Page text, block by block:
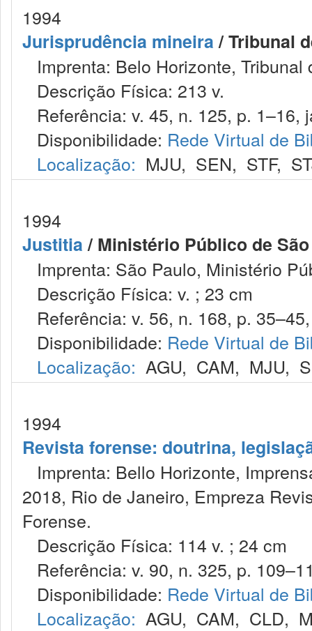
1994
Jurisprudência mineira/ Tribunal
Imprenta: Belo Horizonte,
Descrição Física: 213 v.
Referência: v. 45, n. 125, p. 1–16,
Disponibilidade: Rede Virtual de
Localização: MJU, SEN, STF,
1994
Justitia/ Ministério Público de
Imprenta: São Paulo, Ministério
Descrição Física: v. ; 23 cm
Referência: v. 56, n. 168, p.
Disponibilidade: Rede Virtual de
Localização: AGU, CAM, MJU,
1994
Revista forense: doutrina,
Imprenta: Bello Horizonte,
2018, Rio de Janeiro, Empreza
Forense.
Descrição Física: 114 v. ; 24 cm
Referência: v. 90, n. 325, p.
Disponibilidade: Rede Virtual de
Localização: AGU, CAM, CLD,